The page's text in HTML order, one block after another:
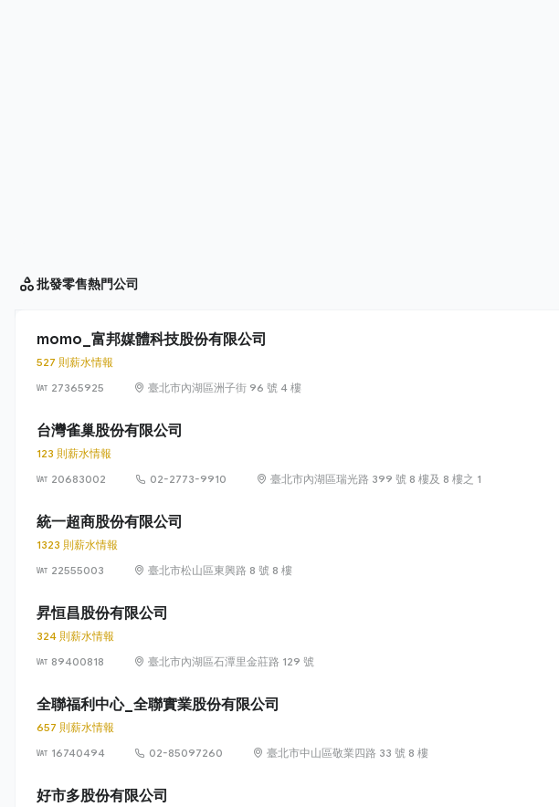
批發零售熱門公司
momo_富邦媒體科技股份有限公司
527 則薪水情報
27365925
臺北市內湖區洲子街 96 號 4 樓
台灣雀巢股份有限公司
123 則薪水情報
20683002
02-2773-9910 臺北市內湖區瑞光路 399 號 8 樓及 8 樓之 1
統一超商股份有限公司
1323 則薪水情報
22555003
臺北市松山區東興路 8 號 8 樓
昇恒昌股份有限公司
324 則薪水情報
89400818
臺北市內湖區石潭里金莊路 129 號
全聯福利中心_全聯實業股份有限公司
657 則薪水情報
16740494
02-85097260 臺北市中山區敬業四路 33 號 8 樓
好市多股份有限公司